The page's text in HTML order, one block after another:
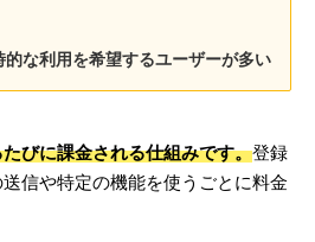
な利用を希望するユーザーが多い
びに課金される仕組みです。登録
信や特定の機能を使うごとに料金